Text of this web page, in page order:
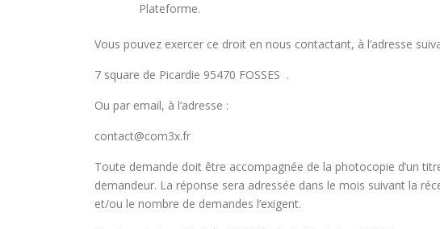
Plateforme.
Vous pouvez exercer ce droit en nous contactant, à l’adresse
7 square de Picardie 95470 FOSSES .
Ou par email, à l’adresse :
contact@com3x.fr
Toute demande doit être accompagnée de la photocopie d’un
demandeur. La réponse sera adressée dans le mois suivant la
et/ou le nombre de demandes l’exigent.